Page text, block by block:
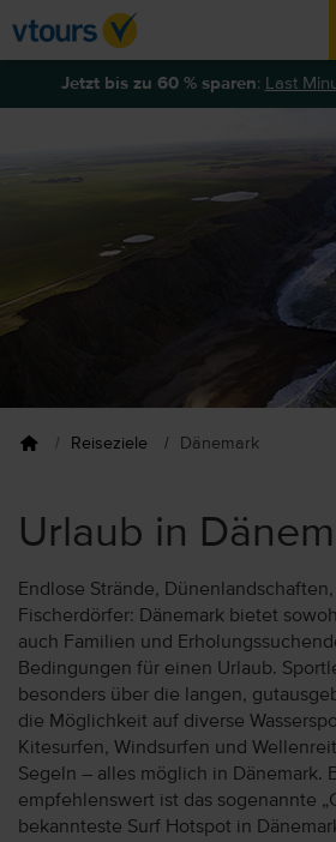
Jetzt bis zu 60 % sparen: Last
Reiseziele Dänemark
Urlaub in
Endlose Strände,
Fischerdörfer: Dänemark bietet
auch Familien und
Bedingungen für einen Urlaub.
besonders über die langen,
die Möglichkeit auf diverse
Kitesurfen, Windsurfen und
Segeln – alles möglich in Dänemark.
empfehlenswert ist das sogenannte
bekannteste Surf Hotspot in